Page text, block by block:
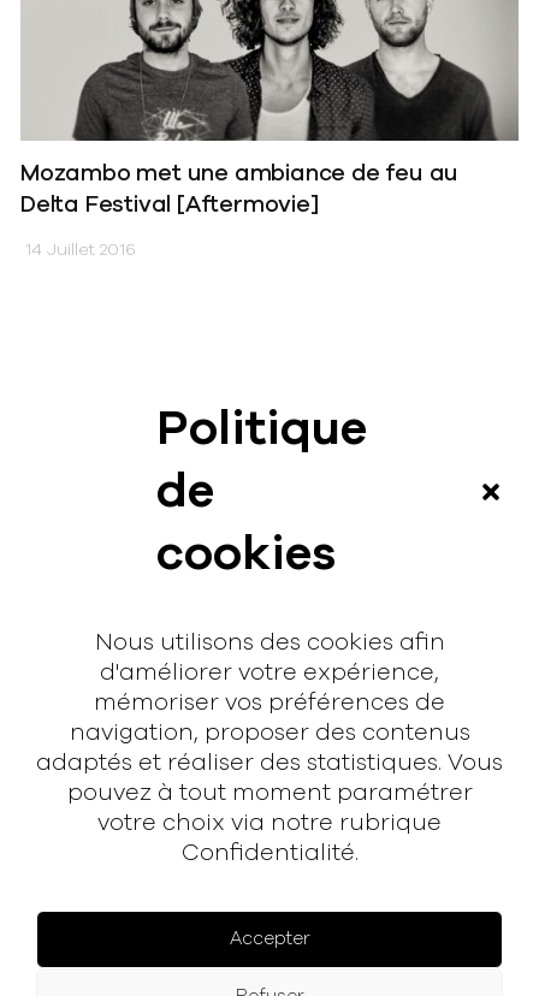
Politique
de
cookies
Nous utilisons des cookies afin
d'améliorer votre expérience,
mémoriser vos préférences de
navigation, proposer des contenus
adaptés et réaliser des statistiques. Vous
pouvez à tout moment paramétrer
votre choix via notre rubrique
Confidentialité.
Accepter
Mozambo met une ambiance de feu au
Delta Festival [Aftermovie]
14 Juillet 2016
Interview
Contact
hello@rodmusic.fr
SubmitHub
Groover
À propos
Mentions légales